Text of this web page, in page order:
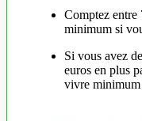
Comptez entre
minimum si
Si vous avez
euros en plus
vivre minimum